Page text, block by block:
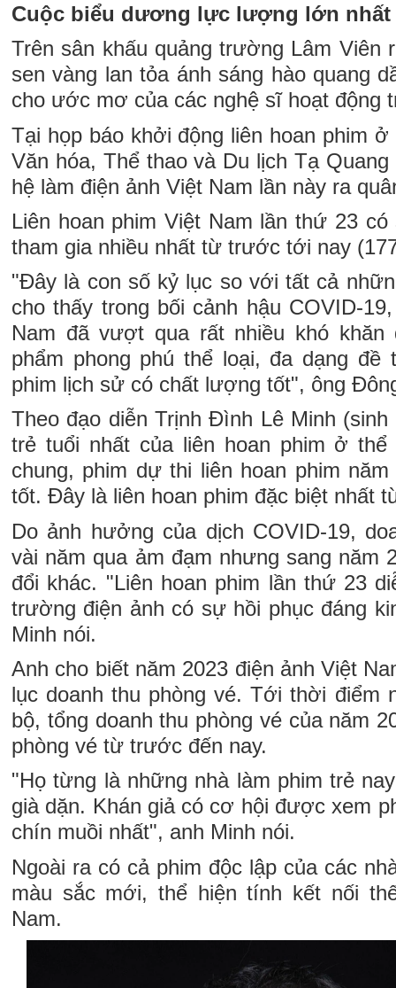
Cuộc biểu dương lực lượng lớn nhất
Trên sân khấu quảng trường Lâm Viên
sen vàng lan tỏa ánh sáng hào quang
cho ước mơ của các nghệ sĩ hoạt động
Tại họp báo khởi động liên hoan phim
Văn hóa, Thể thao và Du lịch Tạ
hệ làm điện ảnh Việt Nam lần này ra
Liên hoan phim Việt Nam lần thứ 23
tham gia nhiều nhất từ trước tới nay
"Đây là con số kỷ lục so với tất cả
cho thấy trong bối cảnh hậu COVID-
Nam đã vượt qua rất nhiều khó
phẩm phong phú thể loại, đa dạng
phim lịch sử có chất lượng tốt", ông
Theo đạo diễn Trịnh Đình Lê Minh
trẻ tuổi nhất của liên hoan phim ở thể
chung, phim dự thi liên hoan phim
tốt. Đây là liên hoan phim đặc biệt nhất
Do ảnh hưởng của dịch COVID-19,
vài năm qua ảm đạm nhưng sang năm
đổi khác. "Liên hoan phim lần thứ 23
trường điện ảnh có sự hồi phục đáng
Minh nói.
Anh cho biết năm 2023 điện ảnh Việt
lục doanh thu phòng vé. Tới thời điểm
bộ, tổng doanh thu phòng vé của năm
phòng vé từ trước đến nay.
"Họ từng là những nhà làm phim trẻ
già dặn. Khán giả có cơ hội được xem
chín muồi nhất", anh Minh nói.
Ngoài ra có cả phim độc lập của các
màu sắc mới, thể hiện tính kết nối
Nam.